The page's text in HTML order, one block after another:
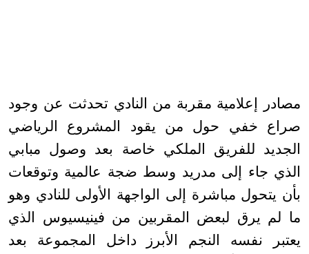
مصادر إعلامية مقربة من النادي تحدثت عن وجود
صراع خفي حول من يقود المشروع الرياضي
الجديد للفريق الملكي خاصة بعد وصول مبابي
الذي جاء إلى مدريد وسط ضجة عالمية وتوقعات
بأن يتحول مباشرة إلى الواجهة الأولى للنادي وهو
ما لم يرق لبعض المقربين من فينيسيوس الذي
يعتبر نفسه النجم الأبرز داخل المجموعة بعد